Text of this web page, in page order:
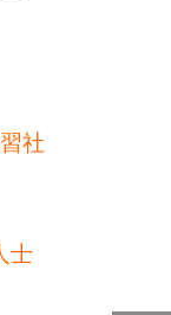
社
士